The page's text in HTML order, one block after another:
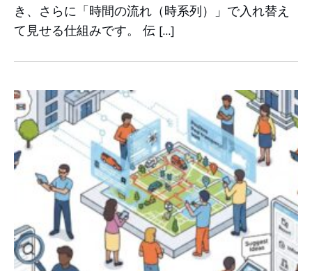
き、さらに「時間の流れ（時系列）」で入れ替え
て見せる仕組みです。 伝 […]